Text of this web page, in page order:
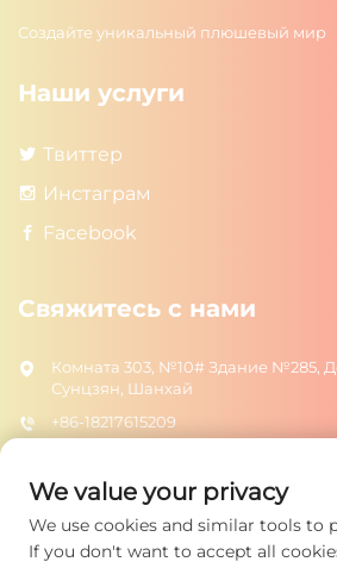
Создайте уникальный плюшевый мир
Наши услуги
Твиттер
Инстаграм
Facebook
Свяжитесь с нами
Комната 303, №10# Здание №285,
Сунцзян, Шанхай
+86-18217615209
We value your privacy
We use cookies and similar tools to
If you don't want to accept all